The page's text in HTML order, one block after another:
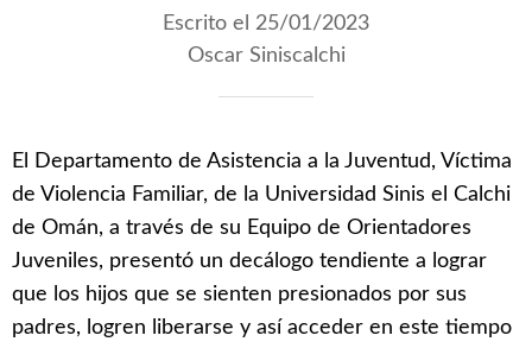
Escrito el 25/01/2023
Oscar Siniscalchi
El Departamento de Asistencia a la Juventud, Víctima
de Violencia Familiar, de la Universidad Sinis el Calchi
de Omán, a través de su Equipo de Orientadores
Juveniles, presentó un decálogo tendiente a lograr
que los hijos que se sienten presionados por sus
padres, logren liberarse y así acceder en este tiempo